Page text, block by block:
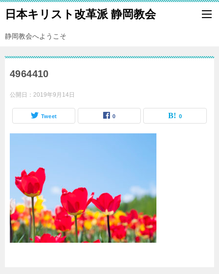
日本キリスト改革派 静岡教会
静岡教会へようこそ
4964410
公開日： 2019年9月14日
Tweet 0 0